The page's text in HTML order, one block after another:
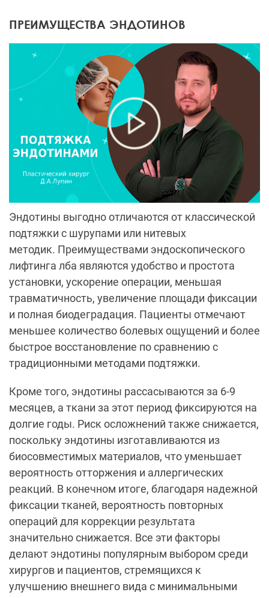
ПРЕИМУЩЕСТВА ЭНДОТИНОВ
Эндотины выгодно отличаются от классической
подтяжки с шурупами или нитевых
методик. Преимуществами эндоскопического
лифтинга лба являются удобство и простота
установки, ускорение операции, меньшая
травматичность, увеличение площади фиксации
и полная биодеградация. Пациенты отмечают
меньшее количество болевых ощущений и более
быстрое восстановление по сравнению с
традиционными методами подтяжки.
Кроме того, эндотины рассасываются за 6-9
месяцев, а ткани за этот период фиксируются на
долгие годы. Риск осложнений также снижается,
поскольку эндотины изготавливаются из
биосовместимых материалов, что уменьшает
вероятность отторжения и аллергических
реакций. В конечном итоге, благодаря надежной
фиксации тканей, вероятность повторных
операций для коррекции результата
значительно снижается. Все эти факторы
делают эндотины популярным выбором среди
хирургов и пациентов, стремящихся к
улучшению внешнего вида с минимальными